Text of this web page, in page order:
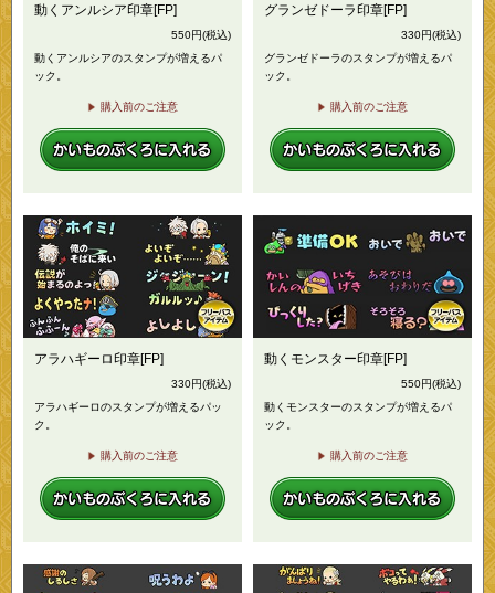
動くアンルシア印章[FP]
550円(税込)
動くアンルシアのスタンプが増えるパ
ック。
購入前のご注意
グランゼドーラ印章[FP]
330円(税込)
グランゼドーラのスタンプが増えるパ
ック。
購入前のご注意
アラハギーロ印章[FP]
330円(税込)
アラハギーロのスタンプが増えるパッ
ク。
購入前のご注意
動くモンスター印章[FP]
550円(税込)
動くモンスターのスタンプが増えるパ
ック。
購入前のご注意